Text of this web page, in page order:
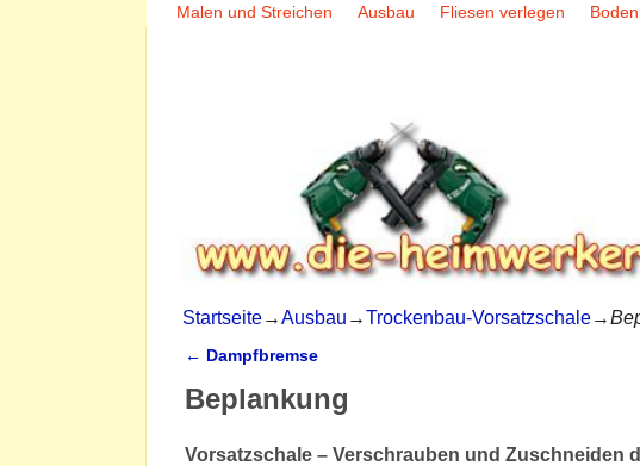
Malen und Streichen Ausbau Fliesen verlegen
Startseite→Ausbau →Trockenbau-Vorsatzschale→
← Dampfbremse
Beplankung
Vorsatzschale – Verschrauben und Zuschneiden